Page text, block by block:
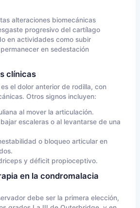
alteraciones biomecánicas
progresivo del cartílago
en actividades como subir
en sedestación
clínicas
el dolor anterior de rodilla, con
Otros signos incluyen:
al mover la articulación.
escaleras o al levantarse de una
o bloqueo articular en
y déficit propioceptivo.
en la condromalacia
debe ser la primera elección,